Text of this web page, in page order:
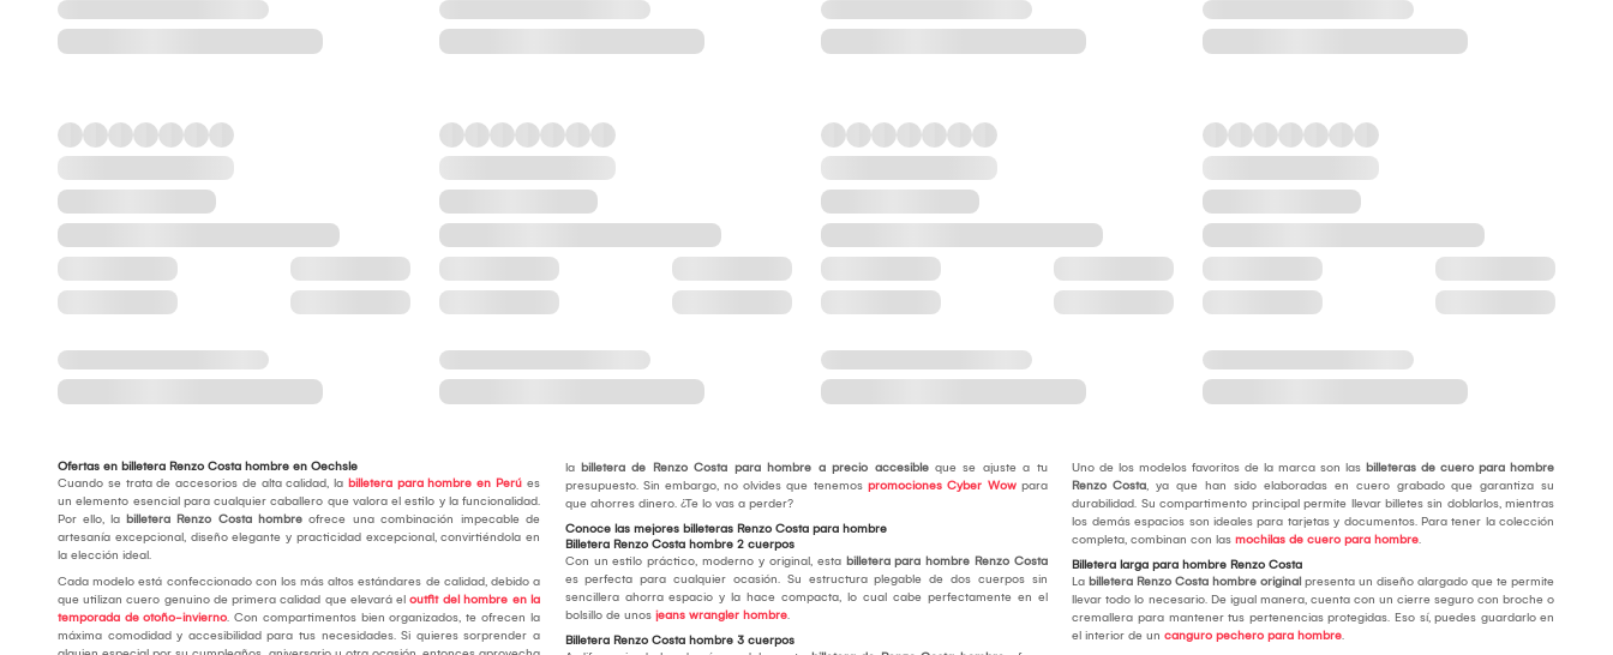
Ofertas en billetera Renzo Costa hombre en Oechsle
Cuando se trata de accesorios de alta calidad, la billetera para hombre en Perú es
un elemento esencial para cualquier caballero que valora el estilo y la funcionalidad.
Por ello, la billetera Renzo Costa hombre ofrece una combinación impecable de
artesanía excepcional, diseño elegante y practicidad excepcional, convirtiéndola en
la elección ideal.
Cada modelo está confeccionado con los más altos estándares de calidad, debido a
que utilizan cuero genuino de primera calidad que elevará el outfit del hombre en la
temporada de otoño-invierno. Con compartimentos bien organizados, te ofrecen la
máxima comodidad y accesibilidad para tus necesidades. Si quieres sorprender a
la billetera de Renzo Costa para hombre a precio accesibleque se ajuste a tu
presupuesto. Sin embargo, no olvides que tenemospromociones Cyber Wowpara
que ahorres dinero. ¿Te lo vas a perder?
Conoce las mejores billeteras Renzo Costa para hombre
Billetera Renzo Costa hombre 2 cuerpos
Con un estilo práctico, moderno y original, esta billetera para hombre Renzo Costa
es perfecta para cualquier ocasión. Su estructura plegable de dos cuerpos sin
sencillera ahorra espacio y la hace compacta, lo cual cabe perfectamente en el
bolsillo de unosjeans wrangler hombre.
Billetera Renzo Costa hombre 3 cuerpos
Uno de los modelos favoritos de la marca son las billeteras de cuero para hombre
Renzo Costa, ya que han sido elaboradas en cuero grabado que garantiza su
durabilidad. Su compartimento principal permite llevar billetes sin doblarlos, mientras
los demás espacios son ideales para tarjetas y documentos. Para tener la colección
completa, combinan con las mochilas de cuero para hombre.
Billetera larga para hombre Renzo Costa
La billetera Renzo Costa hombre original presenta un diseño alargado que te permite
llevar todo lo necesario. De igual manera, cuenta con un cierre seguro con broche o
cremallera para mantener tus pertenencias protegidas. Eso sí, puedes guardarlo en
el interior de un canguro pechero para hombre.